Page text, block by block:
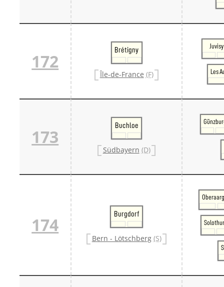
172
Brétigny
Île-de-France (F)
Juvisy
Les
173
Buchloe
Südbayern (D)
174
Burgdorf
Bern - Lötschberg (S)